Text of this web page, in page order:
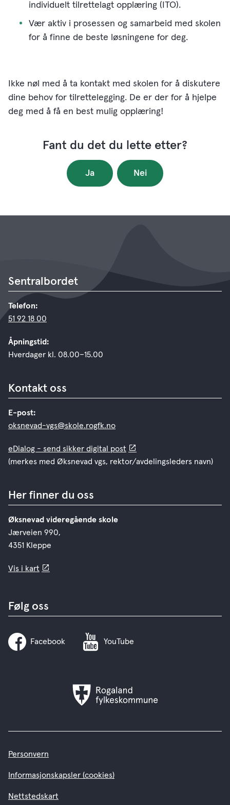
individuelt tilrettelagt opplæring (ITO).
Vær aktiv i prosessen og samarbeid med skolen
for å finne de beste løsningene for deg.
Ikke nøl med å ta kontakt med skolen for å diskutere
dine behov for tilrettelegging. De er der for å hjelpe
deg med å få en best mulig opplæring!
Fant du det du lette etter?
Ja Nei
Sentralbordet
Telefon:
51 92 18 00
Åpningstid:
Hverdager kl. 08.00–15.00
Kontakt oss
E-post:
oksnevad-vgs@skole.rogfk.no
eDialog - send sikker digital post
(merkes med Øksnevad vgs, rektor/avdelingsleders navn)
Her finner du oss
Øksnevad videregående skole
Jærveien 990,
4351 Kleppe
Vis i kart
Følg oss
Facebook YouTube
Rogaland
fylkeskommune
Personvern
Informasjonskapsler (cookies)
Nettstedskart